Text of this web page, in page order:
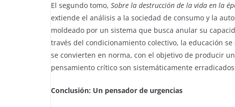
El segundo tomo, Sobre la destrucción de la vida en la
extiende el análisis a la sociedad de consumo y la
moldeado por un sistema que busca anular su
través del condicionamiento colectivo, la educación
se convierten en norma, con el objetivo de producir
pensamiento crítico son sistemáticamente
Conclusión: Un pensador de urgencias